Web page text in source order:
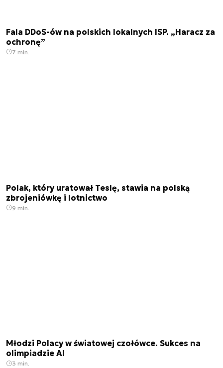
Fala DDoS-ów na polskich lokalnych ISP. „Haracz za
ochronę”
7 min.
Polak, który uratował Teslę, stawia na polską
zbrojeniówkę i lotnictwo
9 min.
Młodzi Polacy w światowej czołówce. Sukces na
olimpiadzie AI
3 min.